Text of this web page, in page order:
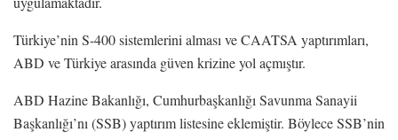
Türkiye’nin S-400 sistemlerini alması ve CAATSA yaptırımları,
ABD ve Türkiye arasında güven krizine yol açmıştır.
ABD Hazine Bakanlığı, Cumhurbaşkanlığı Savunma Sanayii
Başkanlığı’nı (SSB) yaptırım listesine eklemiştir. Böylece SSB’nin